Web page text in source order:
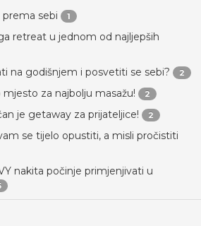
sebi 1
retreat u jednom od najljepših
na godišnjem i posvetiti se sebi? 2
mjesto za najbolju masažu! 2
je getaway za prijateljice! 2
se tijelo opustiti, a misli pročistiti
nakita počinje primjenjivati u